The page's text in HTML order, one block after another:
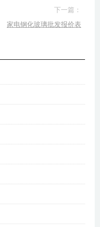
下一篇：
家电钢化玻璃批发报价表